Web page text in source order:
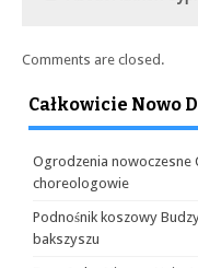
Comments are closed.
Całkowicie Nowo
Ogrodzenia nowoczesne
choreologowie
Podnośnik koszowy
bakszyszu